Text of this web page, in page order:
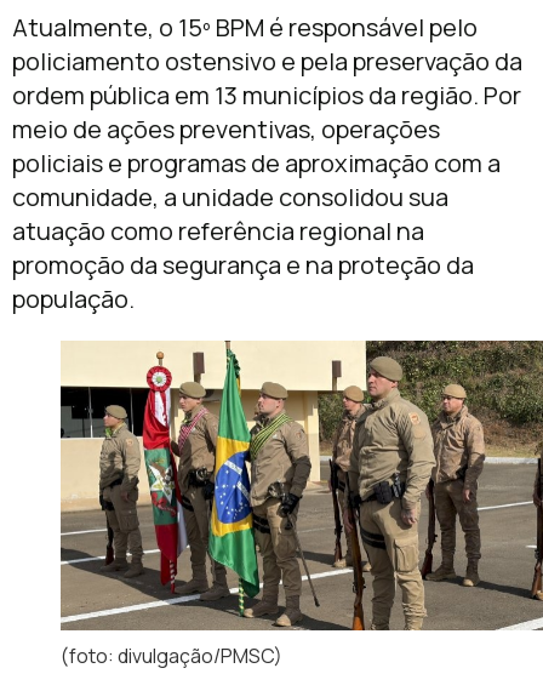
Atualmente, o 15º BPM é responsável pelo
policiamento ostensivo e pela preservação da
ordem pública em 13 municípios da região. Por
meio de ações preventivas, operações
policiais e programas de aproximação com a
comunidade, a unidade consolidou sua
atuação como referência regional na
promoção da segurança e na proteção da
população.
(foto: divulgação/PMSC)